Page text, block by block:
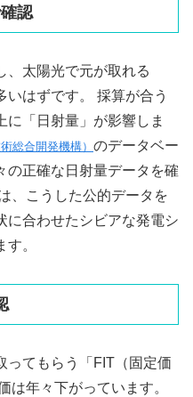
認
、太陽光で元が取れる
はずです。 採算が合う
に「日射量」が影響しま
総合開発機構） のデータベー
の正確な日射量データを確
、こうした公的データを
に合わせたシビアな発電シ
。
ってもらう「FIT（固定価
は年々下がっています。